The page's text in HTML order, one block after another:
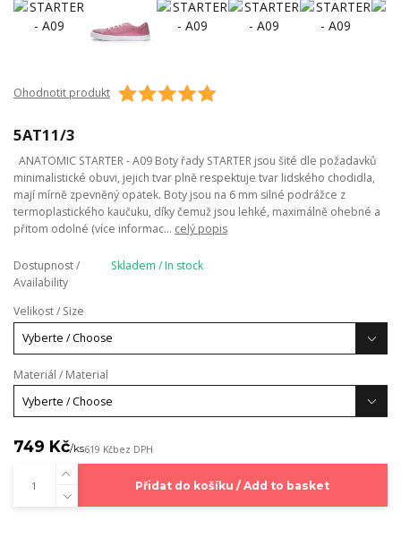
Ohodnotit produkt
5AT11/3
ANATOMIC STARTER - A09 Boty řady STARTER jsou šité dle požadavků
minimalistické obuvi, jejich tvar plně respektuje tvar lidského chodidla,
mají mírně zpevněný opatek. Boty jsou na 6 mm silné podrážce z
termoplastického kaučuku, díky čemuž jsou lehké, maximálně ohebné a
přitom odolné (více informac... celý popis
Dostupnost /
Availability
Skladem / In stock
Velikost / Size
Materiál / Material
749 Kč/ks619 Kčbez DPH
Přidat do košíku / Add to basket